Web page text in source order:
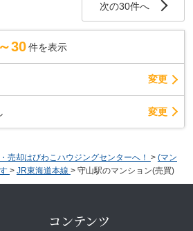
次の30件へ
30 件を表示
変更
変更
売却はびわこハウジングセンターへ！ > (マン
> JR東海道本線 > 守山駅のマンション(売買)
コンテンツ